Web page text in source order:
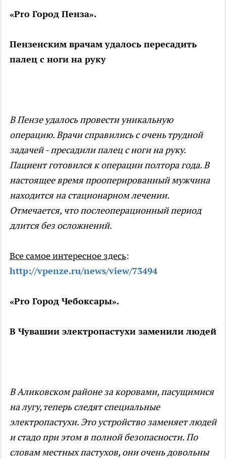
«Pro Город Пенза».
Пензенским врачам удалось пересадить
палец с ноги на руку
В Пензе удалось провести уникальную
операцию. Врачи справились с очень трудной
задачей - пресадили палец с ноги на руку.
Пациент готовился к операции полтора года. В
настоящее время прооперированный мужчина
находится на стационарном лечении.
Отмечается, что послеоперационный период
длится без осложнений.
Все самое интересное здесь:
http://vpenze.ru/news/view/73494
«Pro Город Чебоксары».
В Чувашии электропастухи заменили людей
В Аликовском районе за коровами, пасущимися
на лугу, теперь следят специальные
электропастухи. Это устройство заменяет людей
и стадо при этом в полной безопасности. По
словам местных пастухов, они очень довольны